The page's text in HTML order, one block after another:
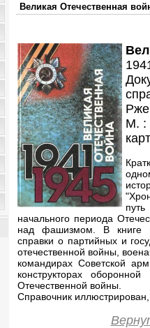
Великая Отечественная
М. :
начального периода
над фашизмом. В книге
справки о партийных и
отечественной войны,
командирах Советской
конструкторах
Отечественной войны.
Справочник